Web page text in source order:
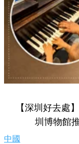
【深圳好去處
圳博物館
中國